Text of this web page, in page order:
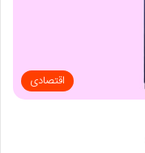
اقتصادی